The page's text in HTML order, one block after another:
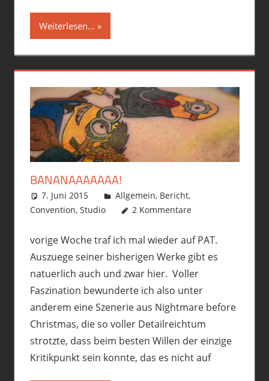
Weiterlesen...
BANANAAAAAAA!
7. Juni 2015 philofax
Allgemein, Bericht,
Convention, Studio 2 Kommentare
vorige Woche traf ich mal wieder auf PAT.
Auszuege seiner bisherigen Werke gibt es
natuerlich auch und zwar hier. Voller
Faszination bewunderte ich also unter
anderem eine Szenerie aus Nightmare before
Christmas, die so voller Detailreichtum
strotzte, dass beim besten Willen der einzige
Kritikpunkt sein konnte, das es nicht auf